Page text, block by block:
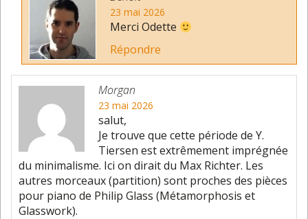
23 mai 2026
Merci Odette
Répondre
Morgan
23 mai 2026
salut,
Je trouve que cette période de Y.
Tiersen est extrêmement imprégnée
du minimalisme. Ici on dirait du Max Richter. Les
autres morceaux (partition) sont proches des pièces
pour piano de Philip Glass (Métamorphosis et
Glasswork).